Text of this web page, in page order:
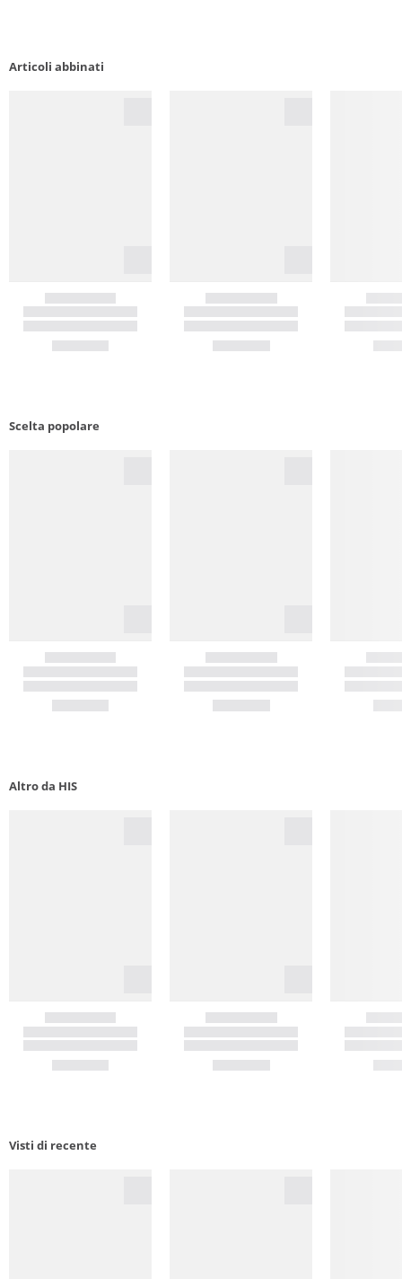
Articoli abbinati
Scelta popolare
Altro da HIS
Visti di recente